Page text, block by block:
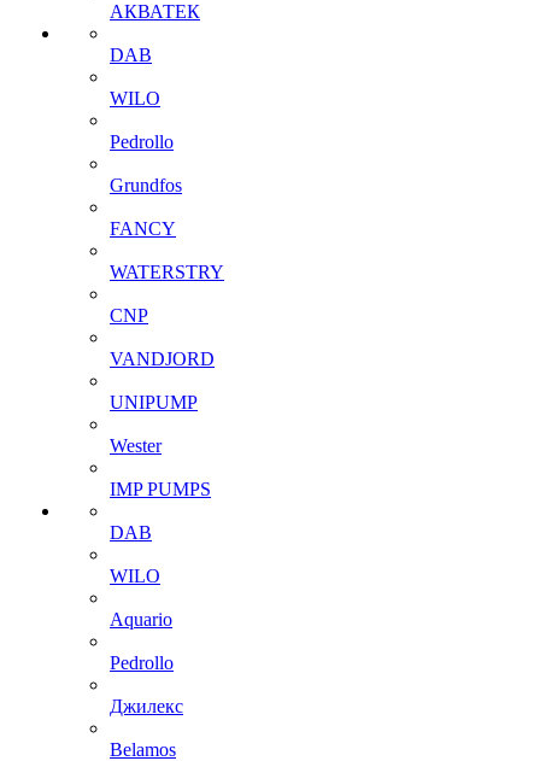
АКВАТЕК
DAB
WILO
Pedrollo
Grundfos
FANCY
WATERSTRY
CNP
VANDJORD
UNIPUMP
Wester
IMP PUMPS
DAB
WILO
Aquario
Pedrollo
Джилекс
Belamos